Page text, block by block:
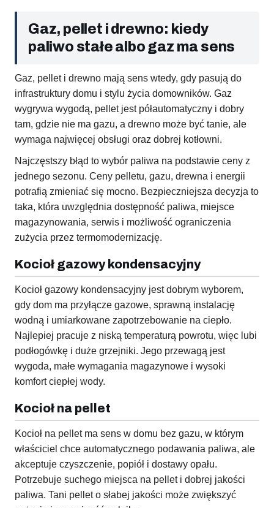
Gaz, pellet i drewno: kiedy
paliwo stałe albo gaz ma sens
Gaz, pellet i drewno mają sens wtedy, gdy pasują do
infrastruktury domu i stylu życia domowników. Gaz
wygrywa wygodą, pellet jest półautomatyczny i dobry
tam, gdzie nie ma gazu, a drewno może być tanie, ale
wymaga najwięcej obsługi oraz dobrej kotłowni.
Najczęstszy błąd to wybór paliwa na podstawie ceny z
jednego sezonu. Ceny pelletu, gazu, drewna i energii
potrafią zmieniać się mocno. Bezpieczniejsza decyzja to
taka, która uwzględnia dostępność paliwa, miejsce
magazynowania, serwis i możliwość ograniczenia
zużycia przez termomodernizację.
Kocioł gazowy kondensacyjny
Kocioł gazowy kondensacyjny jest dobrym wyborem,
gdy dom ma przyłącze gazowe, sprawną instalację
wodną i umiarkowane zapotrzebowanie na ciepło.
Najlepiej pracuje z niską temperaturą powrotu, więc lubi
podłogówkę i duże grzejniki. Jego przewagą jest
wygoda, małe wymagania magazynowe i wysoki
komfort ciepłej wody.
Kocioł na pellet
Kocioł na pellet ma sens w domu bez gazu, w którym
właściciel chce automatycznego podawania paliwa, ale
akceptuje czyszczenie, popiół i dostawy opału.
Potrzebuje suchego miejsca na pellet i dobrej jakości
paliwa. Tani pellet o słabej jakości może zwiększyć